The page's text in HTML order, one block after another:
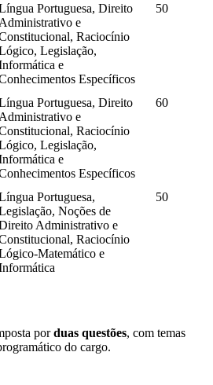
Portuguesa, Direito
Administrativo e
Raciocínio
Legislação,
e
Específicos
50
Portuguesa, Direito
Administrativo e
Raciocínio
Legislação,
e
Específicos
60
Portuguesa,
Noções de
Administrativo e
Raciocínio
Matemático e
50
porduas questões, com temas
do cargo.